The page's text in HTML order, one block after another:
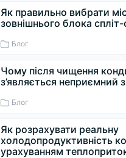
Як правильно вибрати
зовнішнього блока
Блог
Чому після чищення
з’являється неприємний
Блог
Як розрахувати реальну
холодопродуктивність
урахуванням